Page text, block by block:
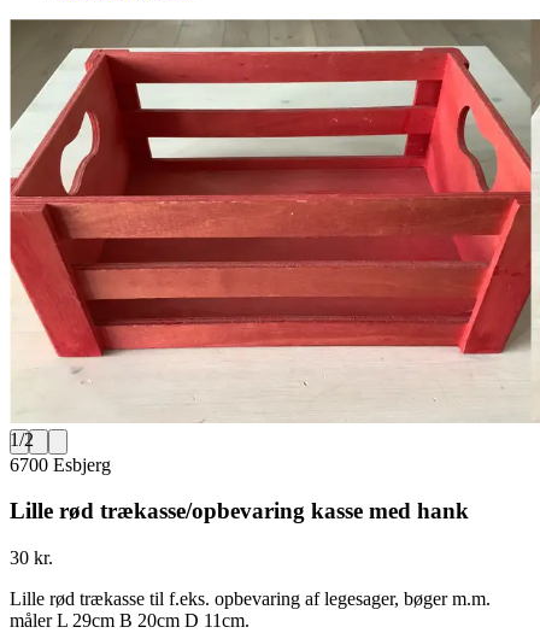
1/2
6700 Esbjerg
Lille rød trækasse/opbevaring kasse med hank
30 kr.
Lille rød trækasse til f.eks. opbevaring af legesager, bøger m.m.
måler L 29cm B 20cm D 11cm.